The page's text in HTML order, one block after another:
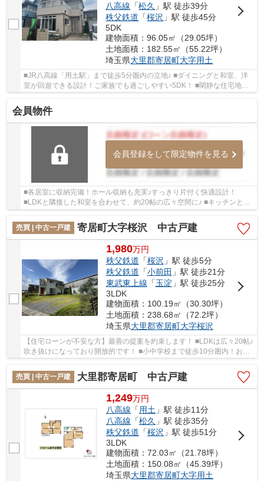
八高線 「松久 」駅 徒歩39分
秩父鉄道 「桜沢 」駅 徒歩45分
5DK
建物面積：96.05㎡（29.05坪）
土地面積：182.55㎡（55.22坪）
埼玉県大里郡寄居町大字用土
■JR八高線「用土駅」まで徒歩5分圏内の立地♪ ■ダイニングと和室、洋
室が回遊できる設計！ご家族でも過ごしやすい5DK！ ■閑静な住宅地で
落ち着いた暮らしはいかがですか♪ いつでもお気...
会員物件
会員登録をして限定物件を見る
■各居室に収納完備！ホール収納も充実♪すっきり片付く快適設計！
■LDKと隣接した和室を合わせて、約20帖の広々空間に♪ ■キッチンとホ
ールから出し入れ可能な収納は使い勝手◎生活に便利...
売買 | 中古一戸建
寄居町大字桜沢 中古戸建
1,980万円
秩父鉄道 「桜沢 」駅 徒歩5分
秩父鉄道 「小前田 」駅 徒歩21分
東武東上線 「玉淀 」駅 徒歩25分
3LDK
建物面積：100.19㎡（30.30坪）
土地面積：238.68㎡（72.2坪）
埼玉県大里郡寄居町大字桜沢
【住宅ローンが不安な方】最善の提案を約束します！ ■LDKは広々20帖♪
吹き抜けになっており開放的です！ ■小中学校まで徒歩10分圏内！お子
売買 | 中古一戸建
大里郡寄居町 中古戸建
1,249万円
八高線 「 用土 」駅 徒歩11分
八高線 「松久 」駅 徒歩35分
秩父鉄道 「桜沢 」駅 徒歩51分
3LDK
建物面積：72.03㎡（21.78坪）
土地面積：150.08㎡（45.39坪）
埼玉県大里郡寄居町大字用土